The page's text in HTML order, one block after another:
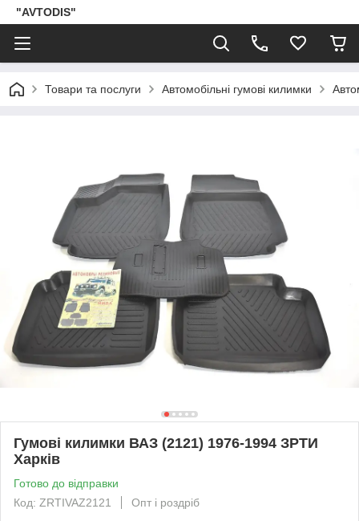
"AVTODIS"
Товари та послуги Автомобільні гумові килимки
Гумові килимки ВАЗ (2121) 1976-1994 ЗРТИ
Харків
Готово до відправки
Код: ZRTIVAZ2121
Опт і роздріб